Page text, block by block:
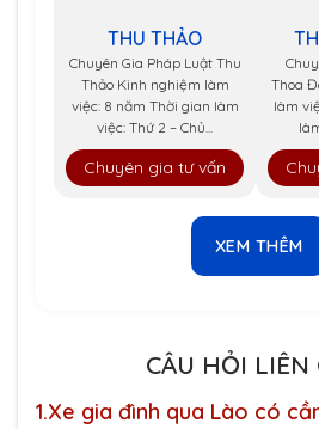
THU THẢO
Chuyên Gia Pháp Luật Thu
Thảo Kinh nghiệm làm
việc: 8 năm Thời gian làm
việc: Thứ 2 – Chủ...
Chuyên gia tư vấn
Thoa
làm
XEM THÊM
CÂU HỎI LIÊN
1.Xe gia đình qua Lào có